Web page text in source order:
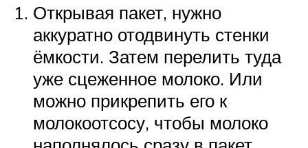
Открывая пакет, нужно
аккуратно отодвинуть стенки
ёмкости. Затем перелить туда
уже сцеженное молоко. Или
можно прикрепить его к
молокоотсосу, чтобы молоко